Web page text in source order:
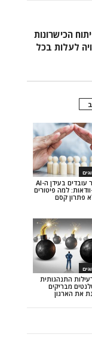
שימור עובדים בעידן ה-AI